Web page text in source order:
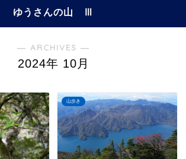
ゆうさんの山 Ⅲ
― ARCHIVES ―
2024年 10月
山歩き